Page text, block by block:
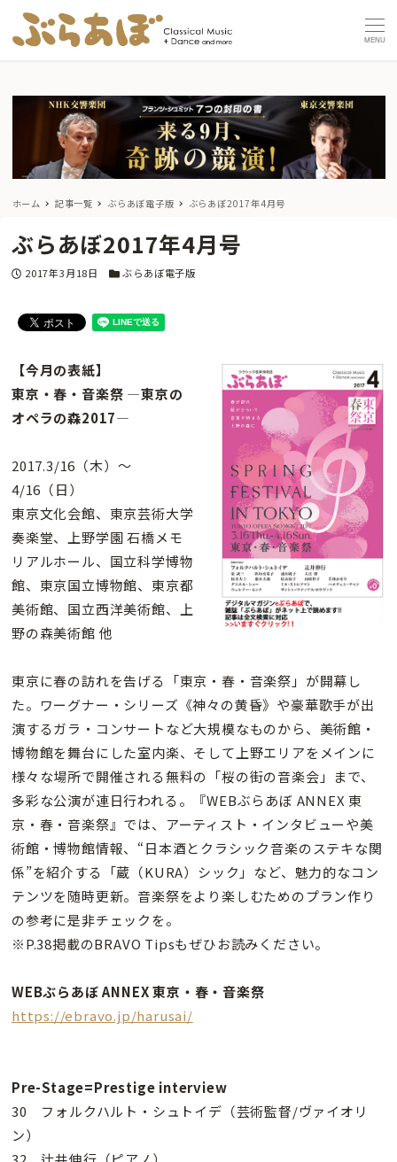
MENU
ホーム 記事一覧 ぶらあぼ電子版 ぶらあぼ2017年4月号
ぶらあぼ2017年4月号
投稿日
2017年3月18日 カテゴリー
ぶらあぼ電子版
【今月の表紙】
東京・春・音楽祭 ―東京の
オペラの森2017―
2017.3/16（木）〜
4/16（日）
東京文化会館、東京芸術大学
奏楽堂、上野学園 石橋メモ
リアルホール、国立科学博物
館、東京国立博物館、東京都
美術館、国立西洋美術館、上
野の森美術館 他
東京に春の訪れを告げる「東京・春・音楽祭」が開幕し
た。ワーグナー・シリーズ《神々の黄昏》や豪華歌手が出
演するガラ・コンサートなど大規模なものから、美術館・
博物館を舞台にした室内楽、そして上野エリアをメインに
様々な場所で開催される無料の「桜の街の音楽会」まで、
多彩な公演が連日行われる。『WEBぶらあぼ ANNEX 東
京・春・音楽祭』では、アーティスト・インタビューや美
術館・博物館情報、“日本酒とクラシック音楽のステキな関
係”を紹介する「蔵（KURA）シック」など、魅力的なコン
テンツを随時更新。音楽祭をより楽しむためのプラン作り
の参考に是非チェックを。
※P.38掲載のBRAVO Tipsもぜひお読みください。
WEBぶらあぼ ANNEX 東京・春・音楽祭
https://ebravo.jp/harusai/
Pre-Stage=Prestige interview
30 フォルクハルト・シュトイデ（芸術監督/ヴァイオリ
ン）